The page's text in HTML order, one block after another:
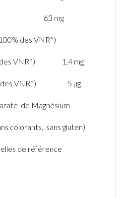
63 mg
des VNR*)
VNR*) 1,4 mg
VNR*) 5 µg
de Magnésium
colorants, sans gluten)
de référence